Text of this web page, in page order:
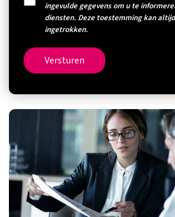
ingevulde gegevens om u te
diensten. Deze toestemming kan
ingetrokken.
Versturen